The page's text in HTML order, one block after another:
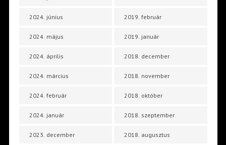
2024. június
2024. május
2024. április
2024. március
2024. február
2024. január
2023. december
2019. február
2019. január
2018. december
2018. november
2018. október
2018. szeptember
2018. augusztus